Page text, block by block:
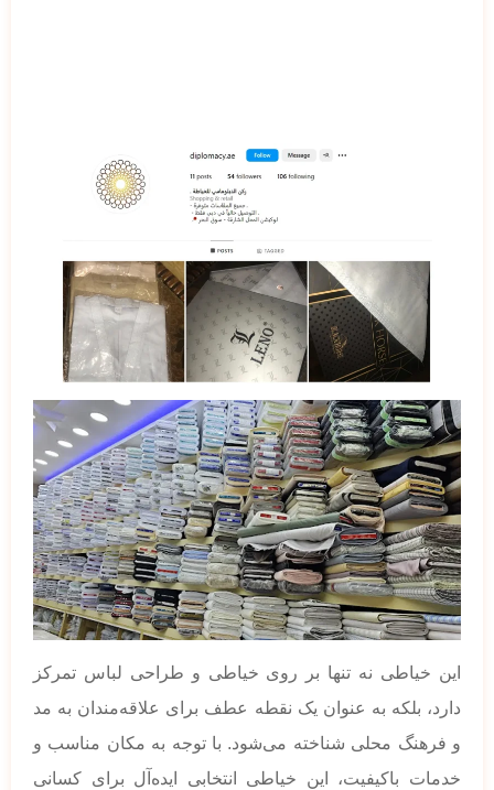
این خیاطی نه تنها بر روی خیاطی و طراحی لباس تمرکز
دارد، بلکه به عنوان یک نقطه عطف برای علاقه‌مندان به مد
و فرهنگ محلی شناخته می‌شود. با توجه به مکان مناسب و
خدمات باکیفیت، این خیاطی انتخابی ایده‌آل برای کسانی